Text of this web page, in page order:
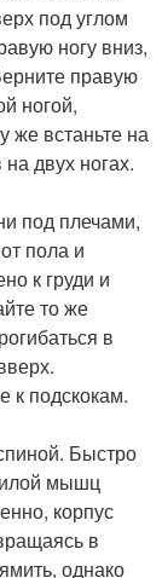
под углом
ногу вниз,
правую
ногой,
же встаньте на
двух ногах.
под плечами,
пола и
к груди и
то же
в
к подскокам.
Быстро
мышц
корпус
в
однако